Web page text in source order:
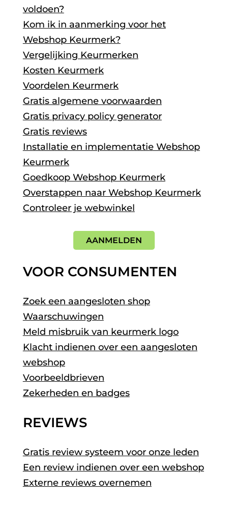
voldoen?
Kom ik in aanmerking voor het
Webshop Keurmerk?
Vergelijking Keurmerken
Kosten Keurmerk
Voordelen Keurmerk
Gratis algemene voorwaarden
Gratis privacy policy generator
Gratis reviews
Installatie en implementatie Webshop
Keurmerk
Goedkoop Webshop Keurmerk
Overstappen naar Webshop Keurmerk
Controleer je webwinkel
AANMELDEN
VOOR CONSUMENTEN
Zoek een aangesloten shop
Waarschuwingen
Meld misbruik van keurmerk logo
Klacht indienen over een aangesloten
webshop
Voorbeeldbrieven
Zekerheden en badges
REVIEWS
Gratis review systeem voor onze leden
Een review indienen over een webshop
Externe reviews overnemen